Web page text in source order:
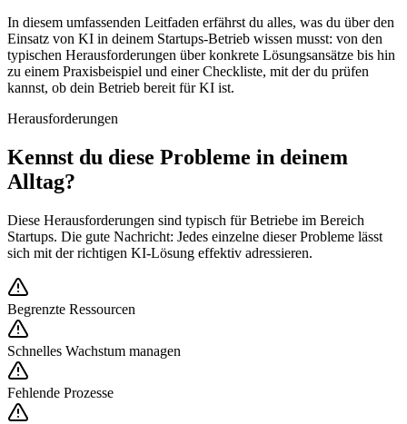
In diesem umfassenden Leitfaden erfährst du alles, was du über den
Einsatz von KI in deinem Startups-Betrieb wissen musst: von den
typischen Herausforderungen über konkrete Lösungsansätze bis hin
zu einem Praxisbeispiel und einer Checkliste, mit der du prüfen
kannst, ob dein Betrieb bereit für KI ist.
Herausforderungen
Kennst du diese Probleme in deinem
Alltag?
Diese Herausforderungen sind typisch für Betriebe im Bereich
Startups. Die gute Nachricht: Jedes einzelne dieser Probleme lässt
sich mit der richtigen KI-Lösung effektiv adressieren.
Begrenzte Ressourcen
Schnelles Wachstum managen
Fehlende Prozesse